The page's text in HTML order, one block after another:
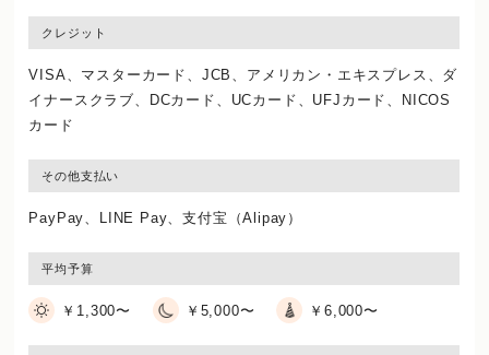
クレジット
VISA、マスターカード、JCB、アメリカン・エキスプレス、ダ
イナースクラブ、DCカード、UCカード、UFJカード、NICOS
カード
その他支払い
PayPay、LINE Pay、支付宝（Alipay）
平均予算
￥1,300〜 ￥5,000〜 ￥6,000〜